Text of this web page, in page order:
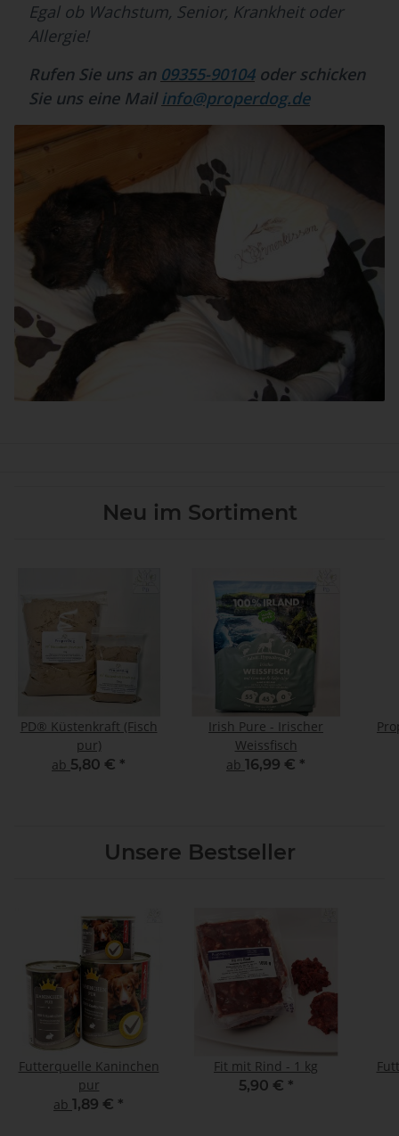
Egal ob Wachstum, Senior, Krankheit oder
Allergie!
Rufen Sie uns an 09355-90104 oder schicken
Sie uns eine Mail info@properdog.de
Neu im Sortiment
PD® Küstenkraft (Fisch
pur)
ab 5,80 € *
Irish Pure - Irischer
Weissfisch
ab 16,99 € *
Unsere Bestseller
Futterquelle Kaninchen
pur
ab 1,89 € *
Fit mit Rind - 1 kg
5,90 € *